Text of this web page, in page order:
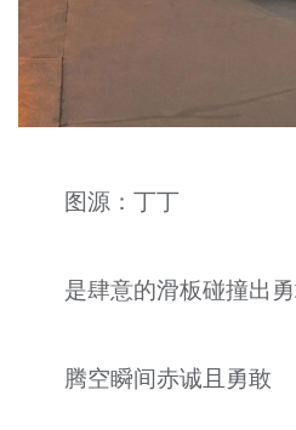
图源：丁丁
是肆意的滑板碰撞出
腾空瞬间赤诚且勇敢